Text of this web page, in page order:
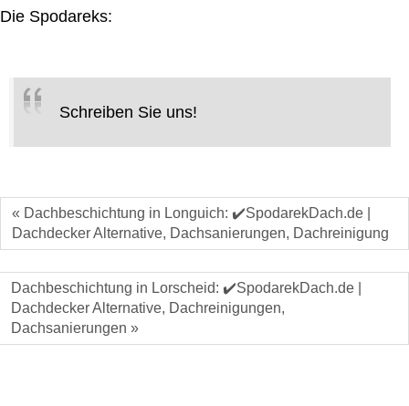
Die Spodareks:
Schreiben Sie uns!
« Dachbeschichtung in Longuich: ✔️SpodarekDach.de |
Dachdecker Alternative, Dachsanierungen, Dachreinigung
Dachbeschichtung in Lorscheid: ✔️SpodarekDach.de |
Dachdecker Alternative, Dachreinigungen,
Dachsanierungen »